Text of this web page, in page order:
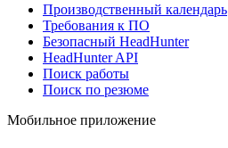
Производственный календарь
Требования к ПО
Безопасный HeadHunter
HeadHunter API
Поиск работы
Поиск по резюме
Мобильное приложение